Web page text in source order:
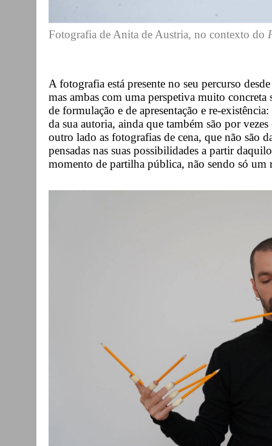
Fotografia de Anita de Austria, no contexto do
A fotografia está presente no seu percurso
mas ambas com uma perspetiva muito
de formulação e de apresentação e re-
da sua autoria, ainda que também são por
outro lado as fotografias de cena, que não são
pensadas nas suas possibilidades a partir
momento de partilha pública, não sendo só um